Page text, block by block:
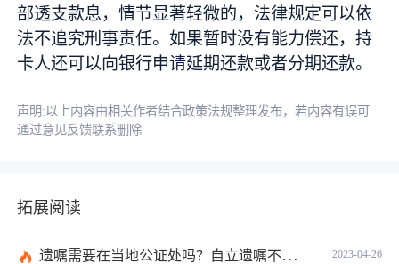
部透支款息，情节显著轻微的，法律规定可以依
法不追究刑事责任。如果暂时没有能力偿还，持
卡人还可以向银行申请延期还款或者分期还款。
声明:以上内容由相关作者结合政策法规整理发布，若内容有误可
通过意见反馈联系删除
拓展阅读
2023-04-26
遗嘱需要在当地公证处吗？自立遗嘱不公证生效吗？